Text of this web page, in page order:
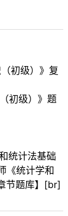
初级）》复
初级）》题
统计法基础
《统计学和
节题库】[br]